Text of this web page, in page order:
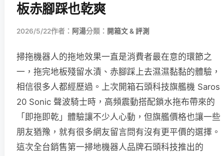
板赤腳踩也乾爽
2026/5/22作者： 阿湯分類： 開箱文 & 評測
掃拖機器人的拖地效果一直是消費者最在意的環節之
一，拖完地板殘留水漬、赤腳踩上去濕濕黏黏的體驗，
相信很多人都經歷過。上次開箱石頭科技旗艦機 Saros
20 Sonic 聲波騎士時，高頻震動搭配鎖水拖布帶來的
「即拖即乾」體驗讓不少人心動，但旗艦價格也讓一些
朋友猶豫，就有很多網友留言問有沒有更平價的選擇。
這次全台銷售第一掃地機器人品牌石頭科技推出的